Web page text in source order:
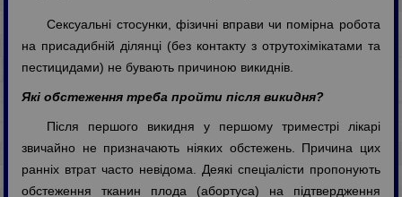
Сексуальні стосунки, фізичні вправи чи помірна робота
на присадибній ділянці (без контакту з отрутохімікатами та
пестицидами) не бувають причиною викиднів.
Які обстеження треба пройти після викидня?
Після першого викидня у першому триместрі лікарі
звичайно не призначають ніяких обстежень. Причина цих
ранніх втрат часто невідома. Деякі спеціалісти пропонують
обстеження тканин плода (абортуса) на підтвердження